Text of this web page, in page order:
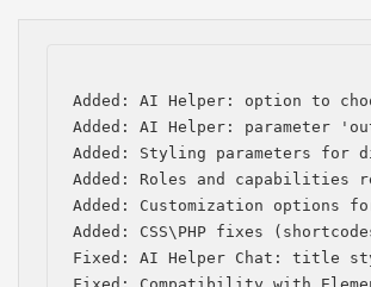
Added: AI Helper: option to
Added: AI Helper: parameter
Added: Styling parameters for
Added: Roles and capabilities
Added: Customization options
Added: CSS\PHP fixes
Fixed: AI Helper Chat: title